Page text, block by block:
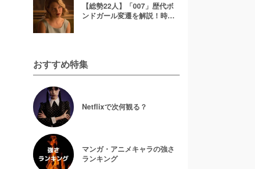
【総勢22人】「007」歴代ボ
ンドガール変遷を解説！時代
おすすめ特集
Netflixで次何観る？
マンガ・アニメキャラの強さ
ランキング